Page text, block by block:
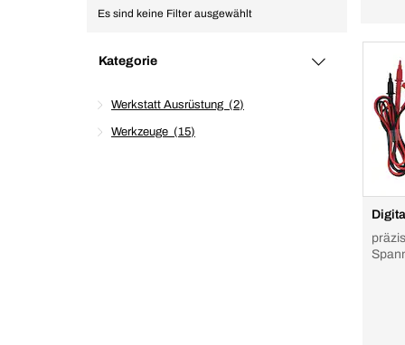
Es sind keine Filter ausgewählt
Kategorie
Werkstatt Ausrüstung 2
Werkzeuge 15